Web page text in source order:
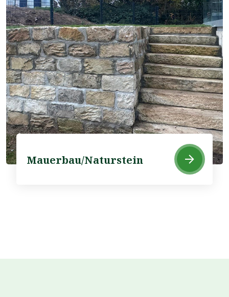
Mauerbau/Naturstein